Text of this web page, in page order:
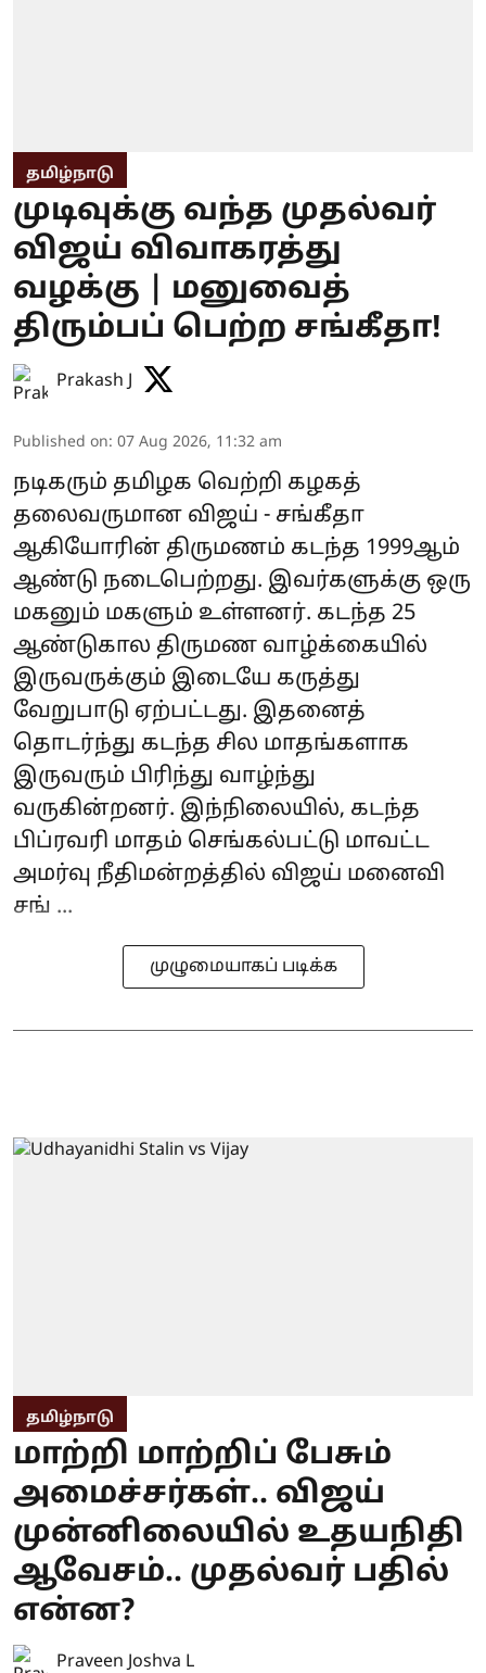
தமிழ்நாடு
முடிவுக்கு வந்த முதல்வர்
விஜய் விவாகரத்து
வழக்கு | மனுவைத்
திரும்பப் பெற்ற சங்கீதா!
Prakash J
Published on: 07 Aug 2026, 11:32 am
நடிகரும் தமிழக வெற்றி கழகத்
தலைவருமான விஜய் - சங்கீதா
ஆகியோரின் திருமணம் கடந்த 1999ஆம்
ஆண்டு நடைபெற்றது. இவர்களுக்கு ஒரு
மகனும் மகளும் உள்ளனர். கடந்த 25
ஆண்டுகால திருமண வாழ்க்கையில்
இருவருக்கும் இடையே கருத்து
வேறுபாடு ஏற்பட்டது. இதனைத்
தொடர்ந்து கடந்த சில மாதங்களாக
இருவரும் பிரிந்து வாழ்ந்து
வருகின்றனர். இந்நிலையில், கடந்த
பிப்ரவரி மாதம் செங்கல்பட்டு மாவட்ட
அமர்வு நீதிமன்றத்தில் விஜய் மனைவி
சங் ...
முழுமையாகப் படிக்க
தமிழ்நாடு
மாற்றி மாற்றிப் பேசும்
அமைச்சர்கள்.. விஜய்
முன்னிலையில் உதயநிதி
ஆவேசம்.. முதல்வர் பதில்
என்ன?
Praveen Joshva L